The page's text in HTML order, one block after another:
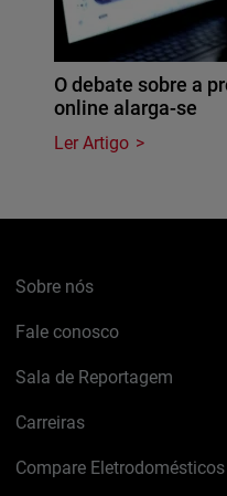
O debate sobre a
online alarga-se
Ler Artigo
Sobre nós
Fale conosco
Sala de Reportagem
Carreiras
Compare